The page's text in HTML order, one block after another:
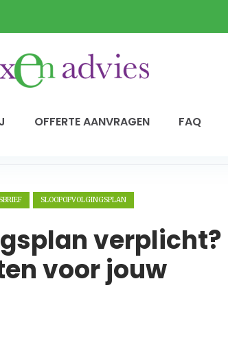
OFFERTE AANVRAGEN FAQ
SLOOPOPVOLGINGSPLAN
verplicht?
voor jouw